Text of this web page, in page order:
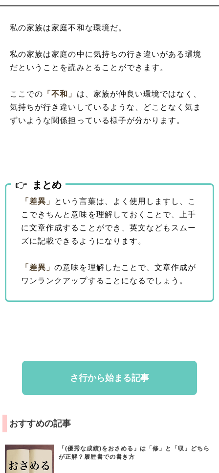
私の家族は家庭不和な環境だ。
私の家族は家庭の中に気持ちの行き違いがある環境
だということを読みとることができます。
ここでの 「不和」 は、家族が仲良い環境ではなく、
気持ちが行き違いしているような、どことなく気ま
ずいような関係担っている様子が分かります。
まとめ
「差異」
という言葉は、よく使用しますし、こ
こできちんと意味を理解しておくことで、上手
に文章作成することができ、英文などもスムー
ズに記載できるようになります。
「差異」の意味を理解したことで、文章作成が
ワンランクアップすることになるでしょう。
さ行から始まる記事
おすすめの記事
「(優秀な成績)をおさめる」は「修」と「収」どちら
が正解？履歴書での書き方